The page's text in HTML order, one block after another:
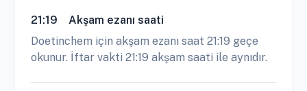
21:19
Akşam ezanı saati
Doetinchem için akşam ezanı saat 21:19 geçe
okunur. İftar vakti 21:19 akşam saati ile aynıdır.